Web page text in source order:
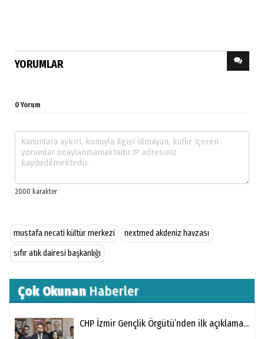
YORUMLAR
0 Yorum
mustafa necati kültür merkezi
nextmed akdeniz havzası
sıfır atık dairesi başkanlığı
Çok OkunanHaberler
CHP İzmir Gençlik Örgütü’nden ilk açıklama...